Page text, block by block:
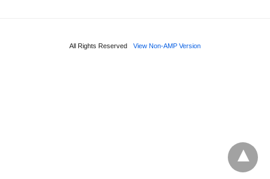
All Rights Reserved View Non-AMP Version